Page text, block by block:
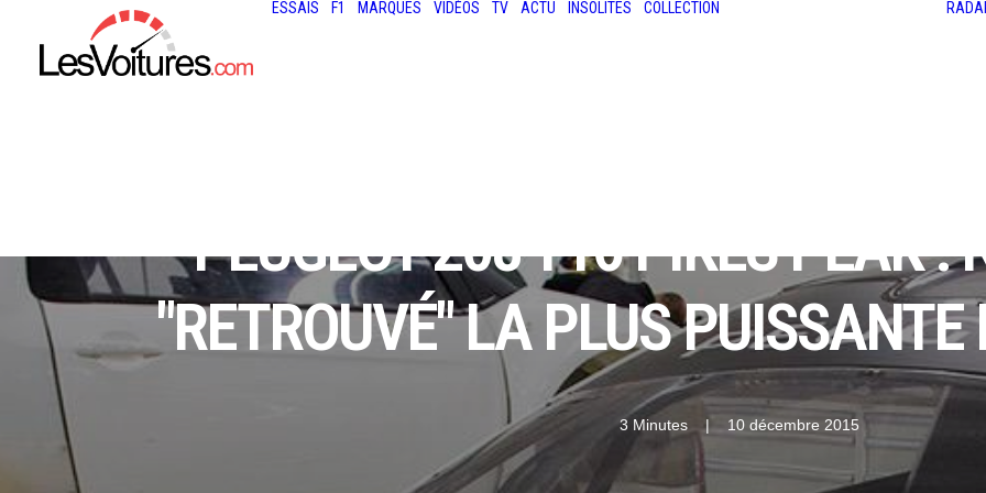
ESSAIS F1 MARQUES VIDÉOS TV ACTU INSOLITES COLLECTION
PEUGEOT 208 T16 PIKES PEAK :
"RETROUVÉ" LA PLUS PUISSANTE
3 Minutes | 10 décembre 2015